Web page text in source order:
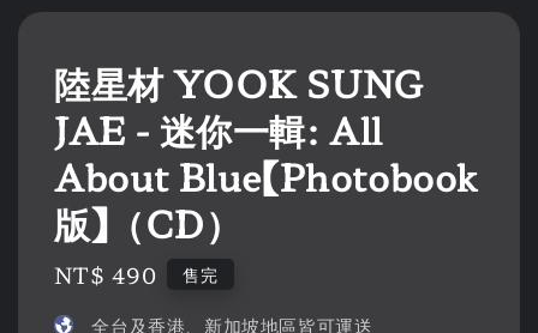
陸星材 YOOK SUNG
JAE - 迷你一輯: All
About Blue【Photobook
版】（CD）
Regular
NT$ 490 售完
全台及香港、新加坡地區皆可運送